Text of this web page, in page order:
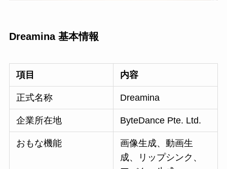
Dreamina 基本情報
項目 内容
正式名称 Dreamina
企業所在地 ByteDance Pte. Ltd.
おもな機能
画像生成、動画生
成、リップシンク、